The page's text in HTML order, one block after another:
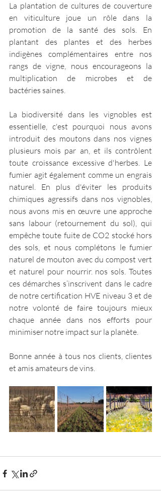
La plantation de cultures de couverture
en viticulture joue un rôle dans la
promotion de la santé des sols. En
plantant des plantes et des herbes
indigènes complémentaires entre nos
rangs de vigne, nous encourageons la
multiplication de microbes et de
bactéries saines.
La biodiversité dans les vignobles est
essentielle, c'est pourquoi nous avons
introduit des moutons dans nos vignes
plusieurs mois par an, et ils contrôlent
toute croissance excessive d'herbes. Le
fumier agit également comme un engrais
naturel. En plus d'éviter les produits
chimiques agressifs dans nos vignobles,
nous avons mis en œuvre une approche
sans labour (retournement du sol), qui
empêche toute fuite de CO2 stocké hors
des sols, et nous complétons le fumier
naturel de mouton avec du compost vert
et naturel pour nourrir. nos sols. Toutes
ces démarches s’inscrivent dans le cadre
de notre certification HVE niveau 3 et de
notre volonté de faire toujours mieux
chaque année dans nos efforts pour
minimiser notre impact sur la planète.
Bonne année à tous nos clients, clientes
et amis amateurs de vins.